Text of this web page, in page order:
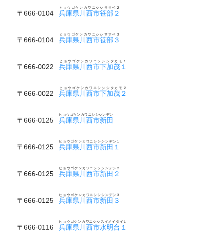
〒666-0104 兵庫県川西市笹部２
ヒョウゴケンカワニシシササベ２
〒666-0104 兵庫県川西市笹部３
ヒョウゴケンカワニシシササベ３
〒666-0022 兵庫県川西市下加茂１
ヒョウゴケンカワニシシシタカモ１
〒666-0022 兵庫県川西市下加茂２
ヒョウゴケンカワニシシシタカモ２
〒666-0125 兵庫県川西市新田
ヒョウゴケンカワニシシシンデン
〒666-0125 兵庫県川西市新田１
ヒョウゴケンカワニシシシンデン１
〒666-0125 兵庫県川西市新田２
ヒョウゴケンカワニシシシンデン２
〒666-0125 兵庫県川西市新田３
ヒョウゴケンカワニシシシンデン３
〒666-0116 兵庫県川西市水明台１
ヒョウゴケンカワニシシスイメイダイ１